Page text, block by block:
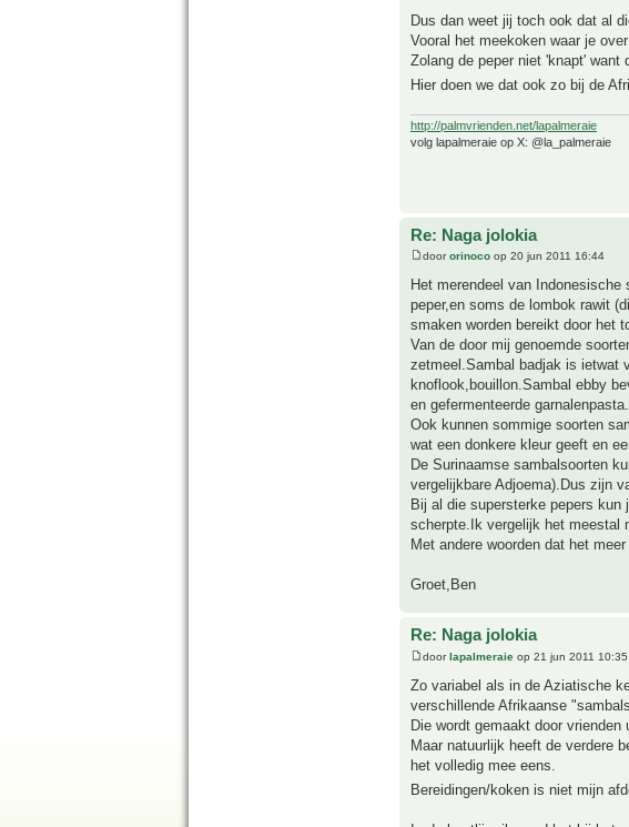
Dus dan weet jij toch ook dat al
Vooral het meekoken waar je
Zolang de peper niet 'knapt' want
Hier doen we dat ook zo bij de
http://palmvrienden.net/lapalmeraie
volg lapalmeraie op X: @la_palmeraie
Re: Naga jolokia
doororinoco op 20 jun 2011 16:44
Het merendeel van
peper,en soms de lombok rawit
smaken worden bereikt door het
Van de door mij genoemde
zetmeel.Sambal badjak is ietwat
knoflook,bouillon.Sambal ebby
en gefermenteerde garnalenpasta.
Ook kunnen sommige soorten
wat een donkere kleur geeft en
De Surinaamse sambalsoorten
vergelijkbare Adjoema).Dus zijn
Bij al die supersterke pepers
scherpte.Ik vergelijk het meestal
Met andere woorden dat het
Groet,Ben
Re: Naga jolokia
doorlapalmeraie op 21 jun 2011 10:35
Zo variabel als in de Aziatische
verschillende Afrikaanse
Die wordt gemaakt door vrienden
Maar natuurlijk heeft de verdere
het volledig mee eens.
Bereidingen/koken is niet mijn